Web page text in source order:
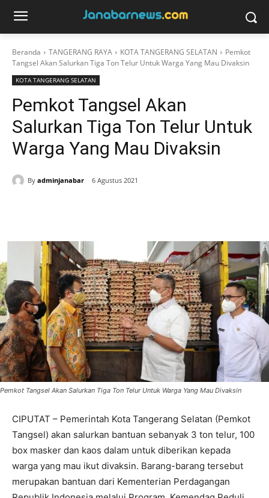
Beranda TANGERANG RAYA KOTA TANGERANG SELATAN
Pemkot
Tangsel Akan Salurkan Tiga Ton Telur Untuk Warga Yang Mau Divaksin
KOTA TANGERANG SELATAN
Pemkot Tangsel Akan
Salurkan Tiga Ton Telur Untuk
Warga Yang Mau Divaksin
By adminjanabar 6 Agustus 2021
Pemkot Tangsel Akan Salurkan Tiga Ton Telur Untuk Warga Yang Mau Divaksin
CIPUTAT – Pemerintah Kota Tangerang Selatan (Pemkot
Tangsel) akan salurkan bantuan sebanyak 3 ton telur, 100
box masker dan kaos dalam untuk diberikan kepada
warga yang mau ikut divaksin. Barang-barang tersebut
merupakan bantuan dari Kementerian Perdagangan